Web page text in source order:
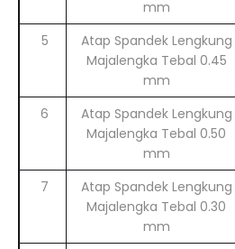
mm
5
Atap Spandek Lengkung
Majalengka Tebal 0.45
mm
6
Atap Spandek Lengkung
Majalengka Tebal 0.50
mm
7
Atap Spandek Lengkung
Majalengka Tebal 0.30
mm